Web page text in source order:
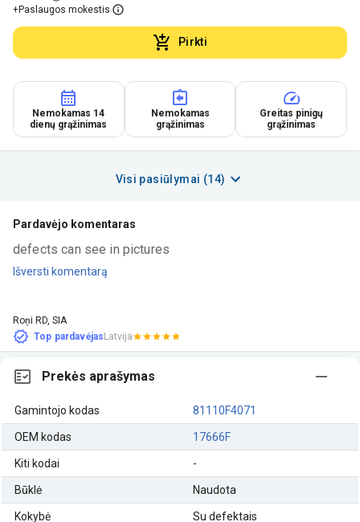
+Paslaugos mokestis
Pirkti
Nemokamas 14
dienų grąžinimas
Nemokamas
grąžinimas
Greitas pinigų
grąžinimas
Visi pasiūlymai (14)
Pardavėjo komentaras
defects can see in pictures
Išversti komentarą
Roņi RD, SIA
Top pardavėjasLatvija
Prekės aprašymas
Gamintojo kodas 81110F4071
OEM kodas 17666F
Kiti kodai -
Būklė Naudota
Kokybė Su defektais